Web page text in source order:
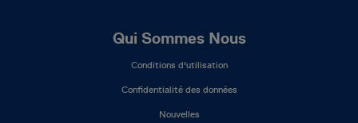
Qui Sommes Nous
Conditions d'utilisation
Confidentialité des données
Nouvelles